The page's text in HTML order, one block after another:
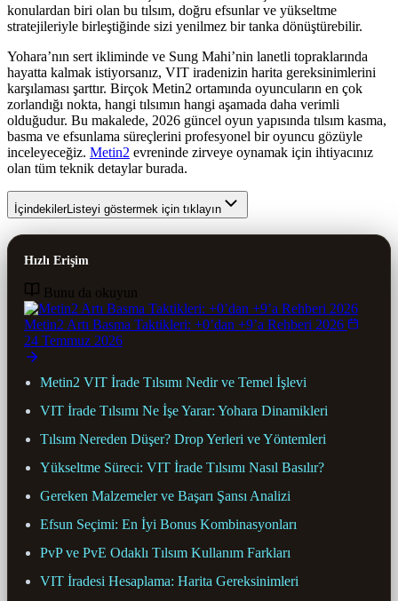
konulardan biri olan bu tılsım, doğru efsunlar ve yükseltme
stratejileriyle birleştiğinde sizi yenilmez bir tanka dönüştürebilir.
Yohara’nın sert ikliminde ve Sung Mahi’nin lanetli topraklarında
hayatta kalmak istiyorsanız, VIT iradenizin harita gereksinimlerini
karşılaması şarttır. Birçok Metin2 ortamında oyuncuların en çok
zorlandığı nokta, hangi tılsımın hangi aşamada daha verimli
olduğudur. Bu makalede, 2026 güncel oyun yapısında tılsım kasma,
basma ve efsunlama süreçlerini profesyonel bir oyuncu gözüyle
inceleyeceğiz. Metin2 evreninde zirveye oynamak için ihtiyacınız
olan tüm teknik detaylar burada.
İçindekilerListeyi göstermek için tıklayın
Hızlı Erişim
Bunu da okuyun
Metin2 Artı Basma Taktikleri: +0’dan +9’a Rehberi 2026
24 Temmuz 2026
Metin2 VIT İrade Tılsımı Nedir ve Temel İşlevi
VIT İrade Tılsımı Ne İşe Yarar: Yohara Dinamikleri
Tılsım Nereden Düşer? Drop Yerleri ve Yöntemleri
Yükseltme Süreci: VIT İrade Tılsımı Nasıl Basılır?
Gereken Malzemeler ve Başarı Şansı Analizi
Efsun Seçimi: En İyi Bonus Kombinasyonları
PvP ve PvE Odaklı Tılsım Kullanım Farkları
VIT İradesi Hesaplama: Harita Gereksinimleri